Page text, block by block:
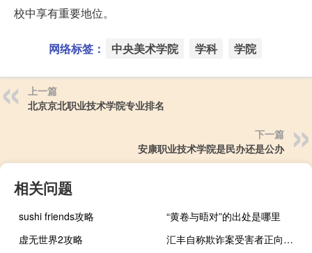
校中享有重要地位。
网络标签： 中央美术学院 学科 学院
上一篇
北京京北职业技术学院专业排名
下一篇
安康职业技术学院是民办还是公办
相关问题
sushi friends攻略
“黄卷与晤对”的出处是哪里
虚无世界2攻略
汇丰自称欺诈案受害者正向新加坡破产石油贸易大亨追索8500万美元